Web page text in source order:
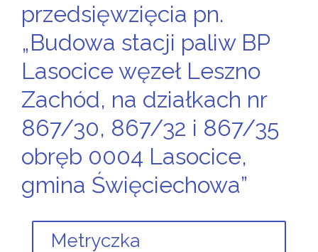
przedsięwzięcia pn.
„Budowa stacji paliw BP
Lasocice węzeł Leszno
Zachód, na działkach nr
867/30, 867/32 i 867/35
obręb 0004 Lasocice,
gmina Święciechowa”
Metryczka